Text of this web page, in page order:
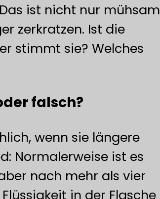
ist nicht nur mühsam
zerkratzen. Ist die
stimmt sie? Welches
falsch?
wenn sie längere
Normalerweise ist es
nach mehr als vier
in der Flasche